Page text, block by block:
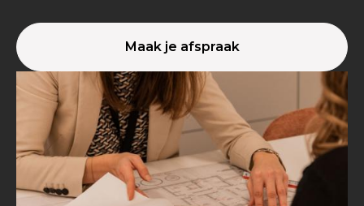
Maak je afspraak